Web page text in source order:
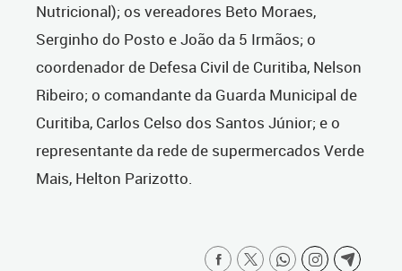
Nutricional); os vereadores Beto Moraes,
Serginho do Posto e João da 5 Irmãos; o
coordenador de Defesa Civil de Curitiba, Nelson
Ribeiro; o comandante da Guarda Municipal de
Curitiba, Carlos Celso dos Santos Júnior; e o
representante da rede de supermercados Verde
Mais, Helton Parizotto.